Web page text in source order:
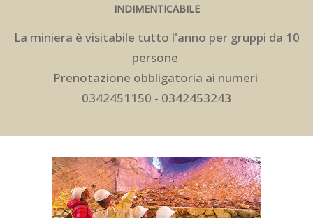
INDIMENTICABILE
La miniera è visitabile tutto l'anno per gruppi da 10
persone
Prenotazione obbligatoria ai numeri
0342451150 - 0342453243